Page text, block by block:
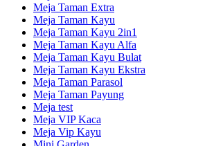
Meja Taman Extra
Meja Taman Kayu
Meja Taman Kayu 2in1
Meja Taman Kayu Alfa
Meja Taman Kayu Bulat
Meja Taman Kayu Ekstra
Meja Taman Parasol
Meja Taman Payung
Meja test
Meja VIP Kaca
Meja Vip Kayu